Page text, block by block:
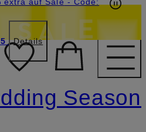
Details
Season